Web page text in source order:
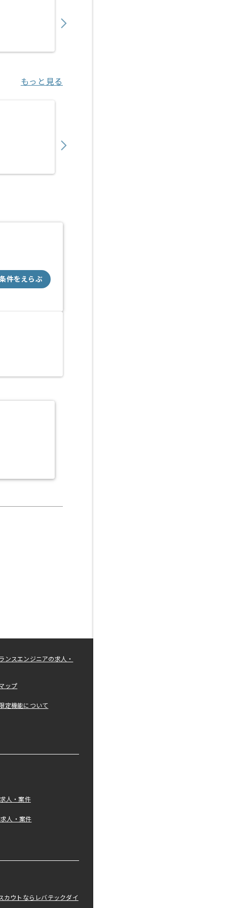
もっと見る
件をえらぶ
ンスエンジニアの求人・
ップ
定機能について
人・案件
人・案件
カウトならレバテックダイ